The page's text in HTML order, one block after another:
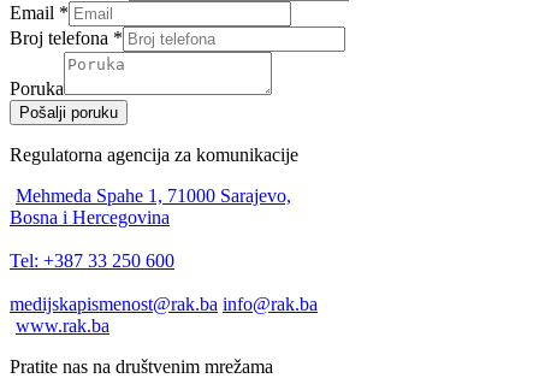
Email *
Broj telefona *
Poruka
Pošalji poruku
Regulatorna agencija za komunikacije
Mehmeda Spahe 1, 71000 Sarajevo,
Bosna i Hercegovina
Tel: +387 33 250 600
medijskapismenost@rak.ba info@rak.ba
www.rak.ba
Pratite nas na društvenim mrežama